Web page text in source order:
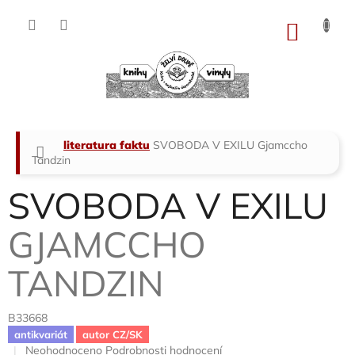
Domů
literatura faktu SVOBODA V EXILU Gjamccho
Tandzin
SVOBODA V EXILU
GJAMCCHO
TANDZIN
B33668
antikvariát autor CZ/SK
Průměrné
Neohodnoceno Podrobnosti hodnocení